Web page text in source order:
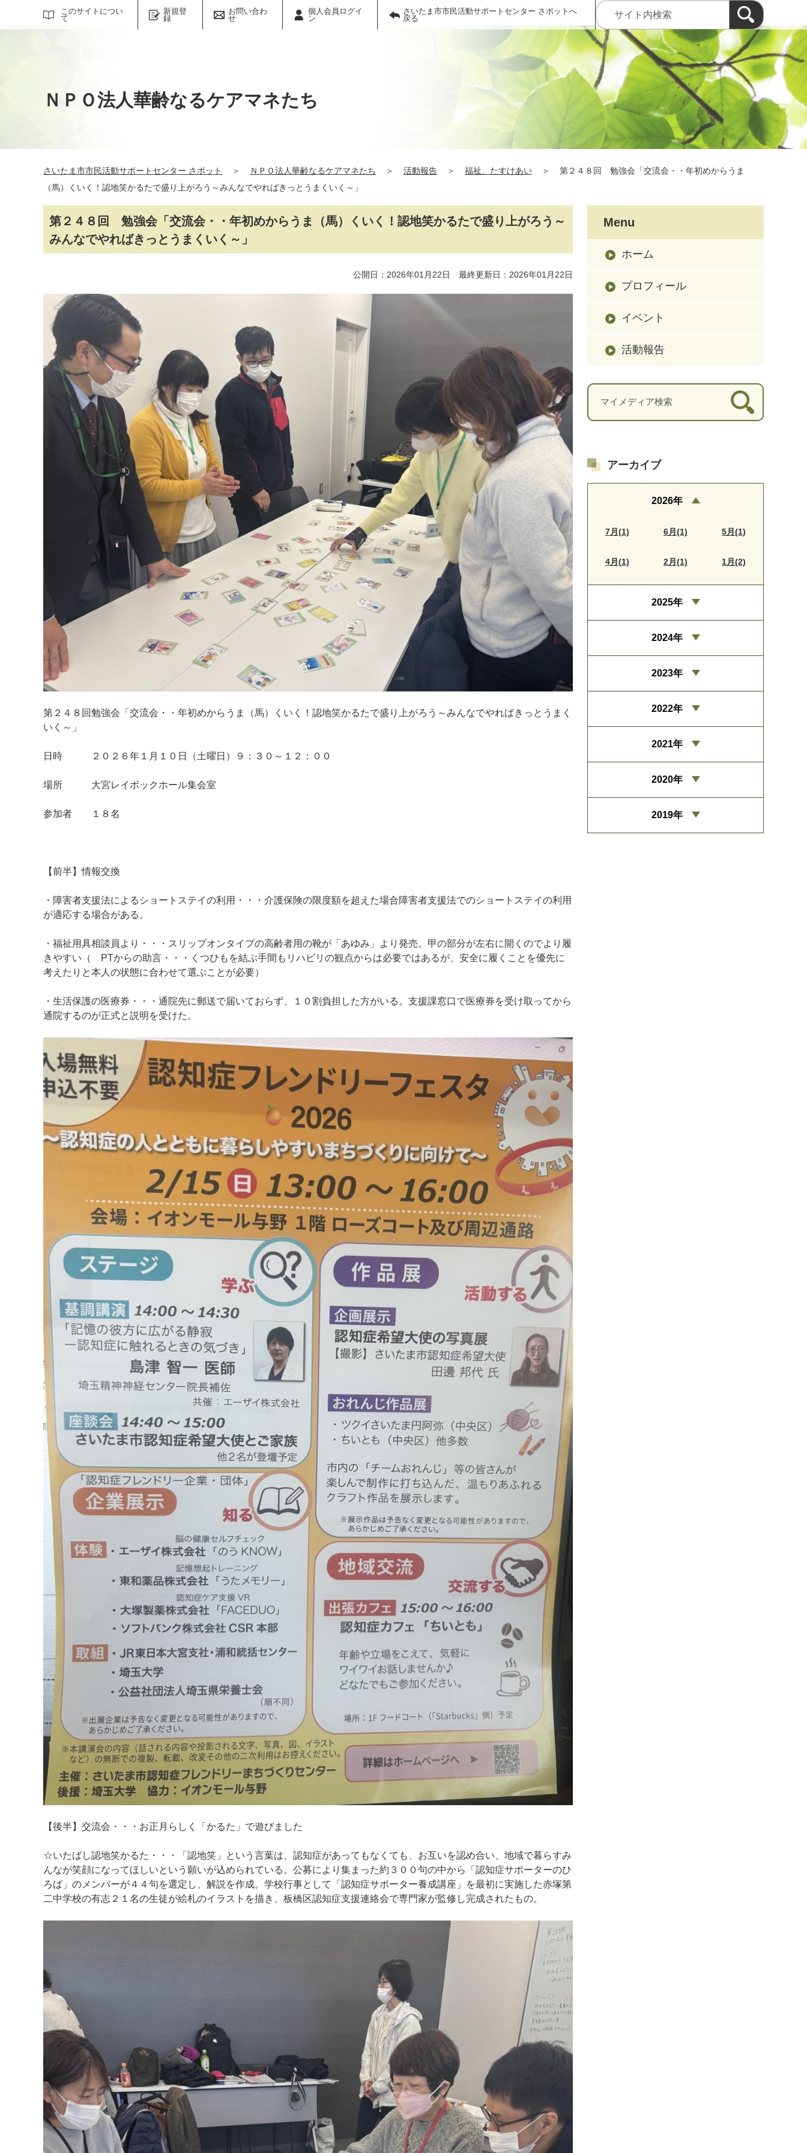
このサイトについ
て
新規登
録
お問い合わ
せ
個人会員ログイ
ン
さいたま市市民活動サポートセンター さポットへ
戻る
サイト内検索
ＮＰＯ法人華齢なるケアマネたち
さいたま市市民活動サポートセンター さポット ＞ ＮＰＯ法人華齢なるケアマネたち ＞ 活動報告 ＞ 福祉、たすけあい ＞
第２４８回 勉強会「交流会・・年初めからうま
（馬）くいく！認地笑かるたで盛り上がろう～みんなでやればきっとうまくいく～」
第２４８回 勉強会「交流会・・年初めからうま（馬）くいく！認地笑かるたで盛り上がろう～
みんなでやればきっとうまくいく～」
公開日：2026年01月22日 最終更新日：2026年01月22日
第２４８回勉強会「交流会・・年初めからうま（馬）くいく！認地笑かるたで盛り上がろう～みんなでやればきっとうまく
いく～」
日時 ２０２６年１月１０日（土曜日）９：３０～１２：００
場所 大宮レイボックホール集会室
参加者 １８名
【前半】情報交換
・障害者支援法によるショートステイの利用・・・介護保険の限度額を超えた場合障害者支援法でのショートステイの利用
が適応する場合がある。
・福祉用具相談員より・・・スリップオンタイプの高齢者用の靴が「あゆみ」より発売。甲の部分が左右に開くのでより履
きやすい（ PTからの助言・・・くつひもを結ぶ手間もリハビリの観点からは必要ではあるが、安全に履くことを優先に
考えたりと本人の状態に合わせて選ぶことが必要）
・生活保護の医療券・・・通院先に郵送で届いておらず、１０割負担した方がいる。支援課窓口で医療券を受け取ってから
通院するのが正式と説明を受けた。
【後半】交流会・・・お正月らしく「かるた」で遊びました
☆いたばし認地笑かるた・・・「認地笑」という言葉は、認知症があってもなくても、お互いを認め合い、地域で暮らすみ
んなが笑顔になってほしいという願いが込められている。公募により集まった約３００句の中から「認知症サポーターのひ
ろば」のメンバーが４４句を選定し、解説を作成。学校行事として「認知症サポーター養成講座」を最初に実施した赤塚第
二中学校の有志２１名の生徒が絵札のイラストを描き、板橋区認知症支援連絡会で専門家が監修し完成されたもの。
Menu
ホーム
プロフィール
イベント
活動報告
マイメディア検索
アーカイブ
2026年
7月(1) 6月(1) 5月(1)
4月(1) 2月(1) 1月(2)
2025年
2024年
2023年
2022年
2021年
2020年
2019年